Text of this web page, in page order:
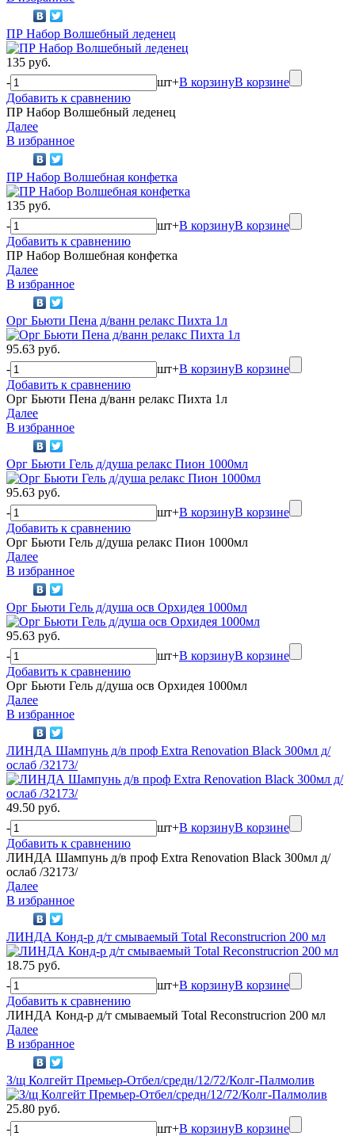
ПР Набор Волшебный леденец
135 руб.
-
шт+В корзинуВ корзине
Добавить к сравнению
ПР Набор Волшебный леденец
Далее
В избранное
ПР Набор Волшебная конфетка
135 руб.
-
шт+В корзинуВ корзине
Добавить к сравнению
ПР Набор Волшебная конфетка
Далее
В избранное
Орг Бьюти Пена д/ванн релакс Пихта 1л
95.63 руб.
-
шт+В корзинуВ корзине
Добавить к сравнению
Орг Бьюти Пена д/ванн релакс Пихта 1л
Далее
В избранное
Орг Бьюти Гель д/душа релакс Пион 1000мл
95.63 руб.
-
шт+В корзинуВ корзине
Добавить к сравнению
Орг Бьюти Гель д/душа релакс Пион 1000мл
Далее
В избранное
Орг Бьюти Гель д/душа осв Орхидея 1000мл
95.63 руб.
-
шт+В корзинуВ корзине
Добавить к сравнению
Орг Бьюти Гель д/душа осв Орхидея 1000мл
Далее
В избранное
ЛИНДА Шампунь д/в проф Extra Renovation Black 300мл д/
ослаб /32173/
49.50 руб.
-
шт+В корзинуВ корзине
Добавить к сравнению
ЛИНДА Шампунь д/в проф Extra Renovation Black 300мл д/
ослаб /32173/
Далее
В избранное
ЛИНДА Конд-р д/т смываемый Total Reconstrucrion 200 мл
18.75 руб.
-
шт+В корзинуВ корзине
Добавить к сравнению
ЛИНДА Конд-р д/т смываемый Total Reconstrucrion 200 мл
Далее
В избранное
З/щ Колгейт Премьер-Отбел/средн/12/72/Колг-Палмолив
25.80 руб.
-
шт+В корзинуВ корзине